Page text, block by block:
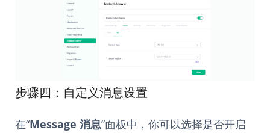
步骤四：自定义消息设置
在“Message 消息”面板中，你可以选择是否开启